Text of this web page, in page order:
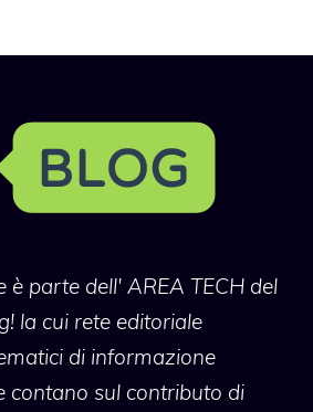
è parte dell' AREA TECH del
la cui rete editoriale
di informazione
contano sul contributo di